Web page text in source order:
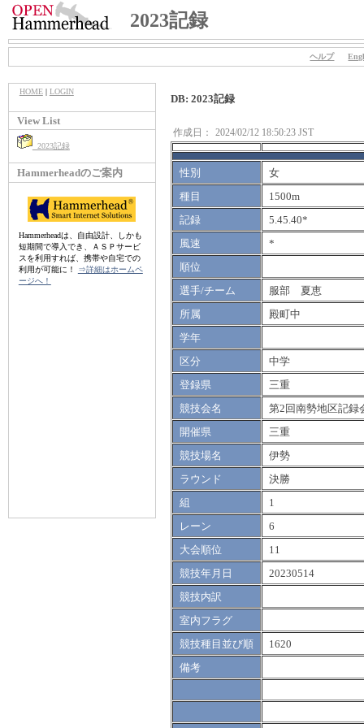
2023記録
ヘルプ
HOME| LOGIN
View List
2023記録
Hammerheadのご案内
Hammerheadは、自由設計、しかも
短期間で導入でき、ＡＳＰサービ
スを利用すれば、携帯や自宅での
利用が可能に！
⇒詳細はホームペ
ージへ！
DB: 2023記録
作成日： 2024/02/12 18:50:23 JST
性別
女
種目
1500m
記録
5.45.40*
風速
*
順位
選手/チーム
服部 夏恵
所属
殿町中
学年
区分
中学
登録県
三重
競技会名
第2回南勢地区記録
開催県
三重
競技場名
伊勢
ラウンド
決勝
組
1
レーン
6
大会順位
11
競技年月日
20230514
競技内訳
室内フラグ
競技種目並び順
1620
備考